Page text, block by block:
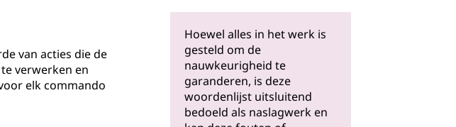
van acties die de
verwerken en
elk commando
Hoewel alles in het werk is
gesteld om de
nauwkeurigheid te
garanderen, is deze
woordenlijst uitsluitend
bedoeld als naslagwerk en